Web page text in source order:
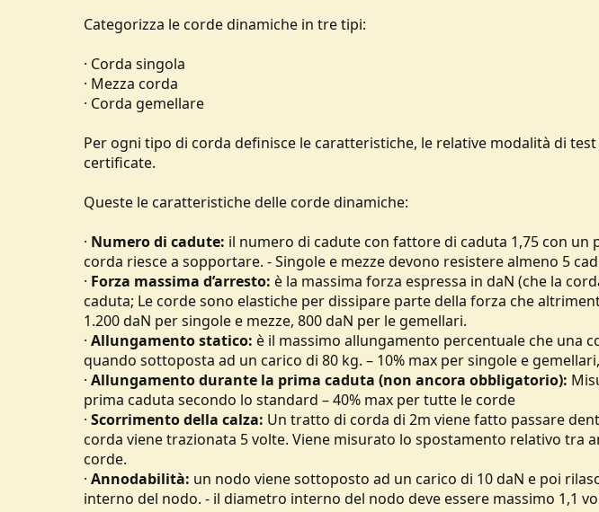
n
Categorizza le corde dinamiche in tre tipi:
· Corda singola
· Mezza corda
· Corda gemellare
Per ogni tipo di corda definisce le caratteristiche, le relative modalità di
certificate.
Queste le caratteristiche delle corde dinamiche:
· Numero di cadute: il numero di cadute con fattore di caduta 1,75 con un
corda riesce a sopportare. - Singole e mezze devono resistere almeno 5
· Forza massima d’arresto: è la massima forza espressa in daN (che la
caduta; Le corde sono elastiche per dissipare parte della forza che
1.200 daN per singole e mezze, 800 daN per le gemellari.
· Allungamento statico: è il massimo allungamento percentuale che una
quando sottoposta ad un carico di 80 kg. – 10% max per singole e
· Allungamento durante la prima caduta (non ancora obbligatorio):
prima caduta secondo lo standard – 40% max per tutte le corde
· Scorrimento della calza: Un tratto di corda di 2m viene fatto passare
corda viene trazionata 5 volte. Viene misurato lo spostamento relativo tra
corde.
· Annodabilità: un nodo viene sottoposto ad un carico di 10 daN e poi
interno del nodo. - il diametro interno del nodo deve essere massimo 1,1